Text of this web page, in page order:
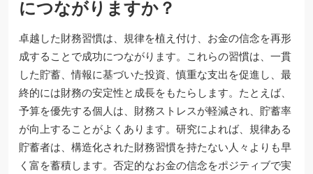
につながりますか？
卓越した財務習慣は、規律を植え付け、お金の信念を再形
成することで成功につながります。これらの習慣は、一貫
した貯蓄、情報に基づいた投資、慎重な支出を促進し、最
終的には財務の安定性と成長をもたらします。たとえば、
予算を優先する個人は、財務ストレスが軽減され、貯蓄率
が向上することがよくあります。研究によれば、規律ある
貯蓄者は、構造化された財務習慣を持たない人々よりも早
く富を蓄積します。否定的なお金の信念をポジティブで実